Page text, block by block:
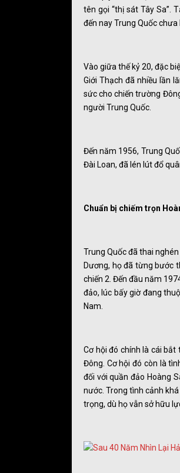
tên gọi “thị sát Tây Sa”.
đến nay Trung Quốc chưa
Vào giữa thế kỷ 20, đặc
Giới Thạch đã nhiều lần
sức cho chiến trường
người Trung Quốc.
Đến năm 1956, Trung
Đài Loan, đã lén lút đổ
Chuẩn bị chiếm trọn
Trung Quốc đã thai
Dương, họ đã từng bước
chiến 2. Đến đầu năm
đảo, lúc bấy giờ đang
Nam.
Cơ hội đó chính là cái
Đông. Cơ hội đó còn là
đối với quần đảo Hoàng
nước. Trong tình cảnh
trọng, dù họ vẫn sở hữu